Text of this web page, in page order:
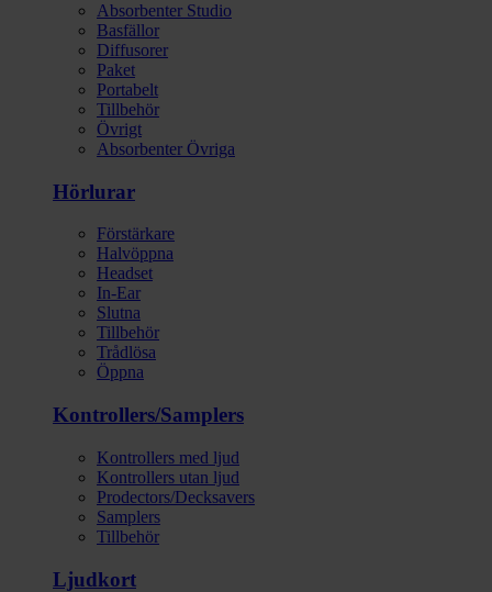
Absorbenter Studio
Basfällor
Diffusorer
Paket
Portabelt
Tillbehör
Övrigt
Absorbenter Övriga
Hörlurar
Förstärkare
Halvöppna
Headset
In-Ear
Slutna
Tillbehör
Trådlösa
Öppna
Kontrollers/Samplers
Kontrollers med ljud
Kontrollers utan ljud
Prodectors/Decksavers
Samplers
Tillbehör
Ljudkort